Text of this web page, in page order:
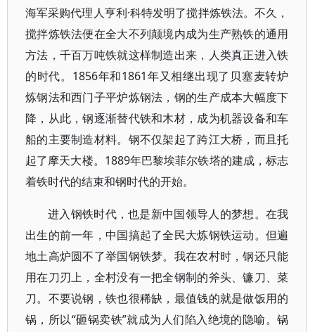
海军采购代理人亨利·科特发明了搅拌炼铁法。不久，
搅拌炼铁法便在全大不列颠境内成为生产熟铁的通用
方法，千百万吨铁就这样制造出来，人类真正进入铁
的时代。1856年和1861年又相继出现了贝塞麦转炉
炼钢法和西门子平炉炼钢法，钢的生产成本大幅度下
降，从此，钢逐渐替代铁和木材，成为机器设备和车
船的主要制造材料。钢不仅架起了跨江大桥，而且托
起了摩天大楼。1889年巴黎埃菲尔铁塔的建成，标志
着铁时代的结束和钢时代的开始。
进入钢铁时代，也是新中国领导人的梦想。在我
出生的前一年，中国搞起了全民大炼钢铁运动。但遍
地土高炉圆不了举国钢铁梦。我在农村时，钢还只能
用在刀刃上，全村没有一把全钢制的斧头、镰刀、菜
刀。不要说钢，铁也很稀缺，最值钱的就是做饭用的
锅，所以“砸锅卖铁”就成为人们陷入绝境的隐喻。锅